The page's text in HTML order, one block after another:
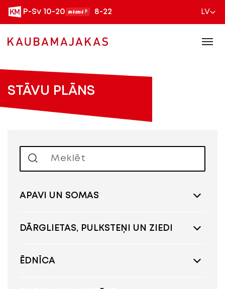
P-Sv 10-20 8-22 LV
STĀVU PLĀNS
APAVI UN SOMAS
DĀRGLIETAS, PULKSTEŅI UN ZIEDI
ĒDNĪCA